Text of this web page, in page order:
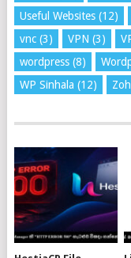
Useful Websites(12)
vnc(3) VPN (3)
wordpress(8)
WP Sinhala (12)